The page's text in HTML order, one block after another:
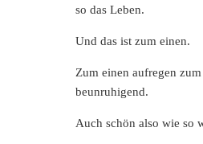
so das Leben.
Und das ist zum einen.
Zum einen aufregen
beunruhigend.
Auch schön also wie so